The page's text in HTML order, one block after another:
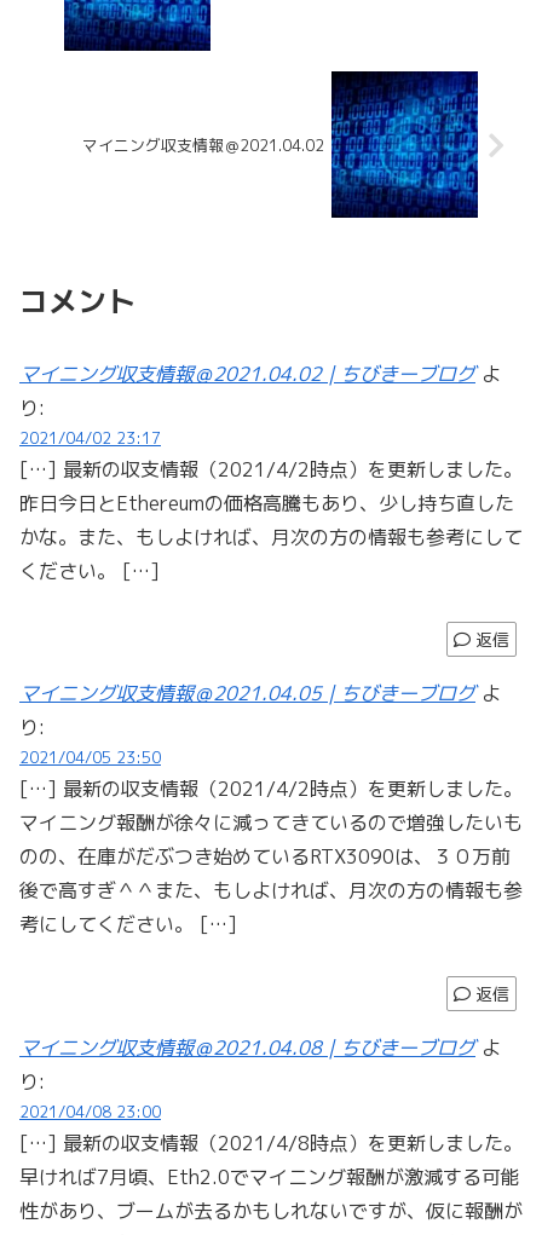
マイニング収支情報＠2021.04.02
コメント
マイニング収支情報＠2021.04.02 | ちびきーブログ よ
り:
2021/04/02 23:17
[…] 最新の収支情報（2021/4/2時点）を更新しました。
昨日今日とEthereumの価格高騰もあり、少し持ち直した
かな。また、もしよければ、月次の方の情報も参考にして
ください。 […]
返信
マイニング収支情報＠2021.04.05 | ちびきーブログ よ
り:
2021/04/05 23:50
[…] 最新の収支情報（2021/4/2時点）を更新しました。
マイニング報酬が徐々に減ってきているので増強したいも
のの、在庫がだぶつき始めているRTX3090は、３０万前
後で高すぎ＾＾また、もしよければ、月次の方の情報も参
考にしてください。 […]
返信
マイニング収支情報＠2021.04.08 | ちびきーブログ よ
り:
2021/04/08 23:00
[…] 最新の収支情報（2021/4/8時点）を更新しました。
早ければ7月頃、Eth2.0でマイニング報酬が激減する可能
性があり、ブームが去るかもしれないですが、仮に報酬が